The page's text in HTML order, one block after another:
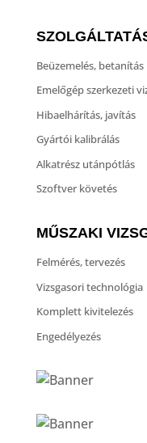
Beüzemelés, betanítás
Emelőgép szerkezeti
Hibaelhárítás, javítás
Gyártói kalibrálás
Alkatrész utánpótlás
Szoftver követés
MŰSZAKI
Felmérés, tervezés
Vizsgasori technológia
Komplett kivitelezés
Engedélyezés